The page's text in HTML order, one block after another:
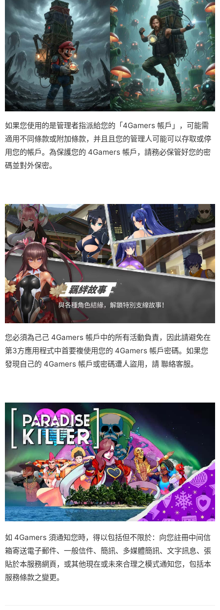
如果您使用的是管理者指派給您的「4Gamers 帳戶」，可能需
適用不同條款或附加條款，并且且您的管理人可能可以存取或停
用您的帳戶。為保護您的 4Gamers 帳戶，請務必保管好您的密
碼並對外保密。
您必須為己己 4Gamers 帳戶中的所有活動負責，因此請避免在
第3方應用程式中首要複使用您的 4Gamers 帳戶密碼。如果您
發現自己的 4Gamers 帳戶或密碼遭人盜用，請 聯絡客服。
如 4Gamers 須通知您時，得以包括但不限於：向您註冊中间信
箱寄送電子郵件、一般信件、簡訊、多媒體簡訊、文字訊息、張
貼於本服務網頁，或其他現在或未來合理之模式通知您，包括本
服務條款之變更。